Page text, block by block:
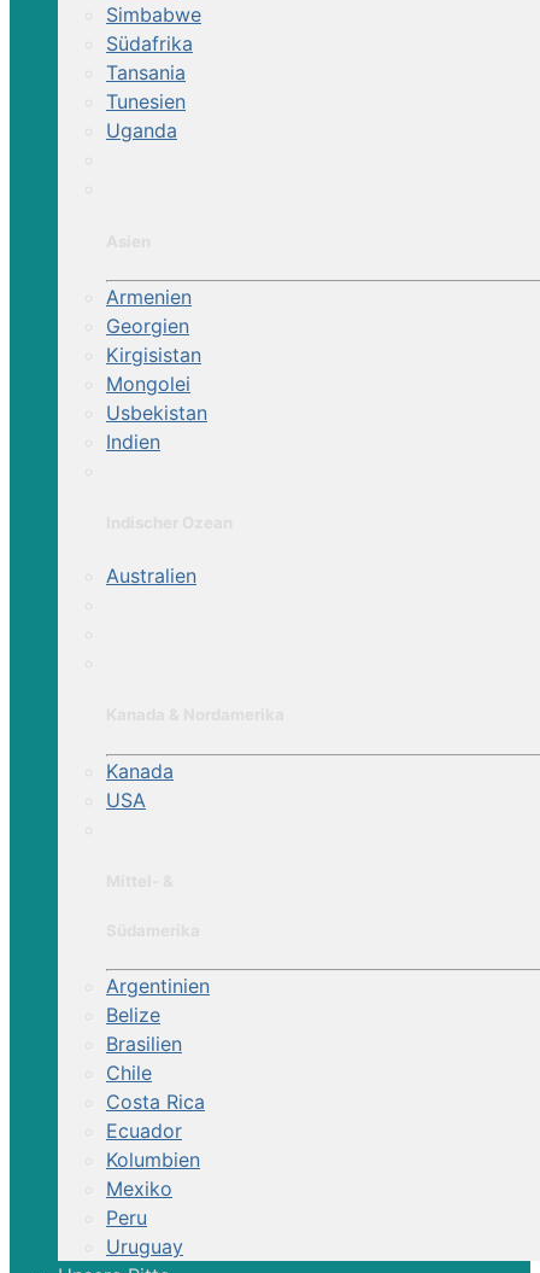
Simbabwe
Südafrika
Tansania
Tunesien
Uganda
Armenien
Georgien
Kirgisistan
Mongolei
Usbekistan
Indien
Australien
Kanada
USA
Argentinien
Belize
Brasilien
Chile
Costa Rica
Ecuador
Kolumbien
Mexiko
Peru
Uruguay